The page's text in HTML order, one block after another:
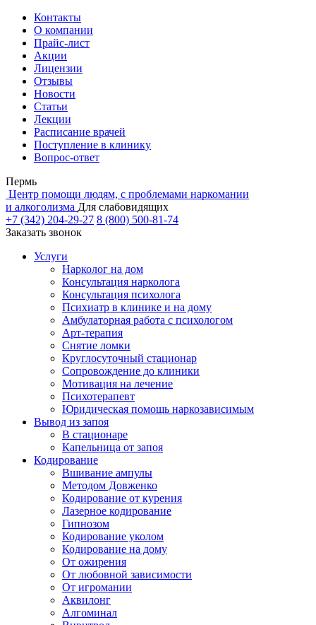
Контакты
О компании
Прайс-лист
Акции
Лицензии
Отзывы
Новости
Статьи
Лекции
Расписание врачей
Поступление в клинику
Вопрос-ответ
Пермь
Центр помощи людям, с проблемами наркомании
и алкоголизма Для слабовидящих
+7 (342) 204-29-27 8 (800) 500-81-74
Заказать звонок
Услуги
Нарколог на дом
Консультация нарколога
Консультация психолога
Психиатр в клинике и на дому
Амбулаторная работа с психологом
Арт-терапия
Снятие ломки
Круглосуточный стационар
Сопровождение до клиники
Мотивация на лечение
Психотерапевт
Юридическая помощь наркозависимым
Вывод из запоя
В стационаре
Капельница от запоя
Кодирование
Вшивание ампулы
Методом Довженко
Кодирование от курения
Лазерное кодирование
Гипнозом
Кодирование уколом
Кодирование на дому
От ожирения
От любовной зависимости
От игромании
Аквилонг
Алгоминал